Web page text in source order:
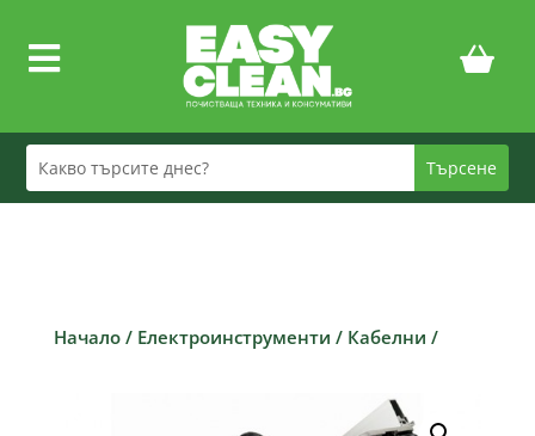

Начало/ Електроинструменти / Кабелни /